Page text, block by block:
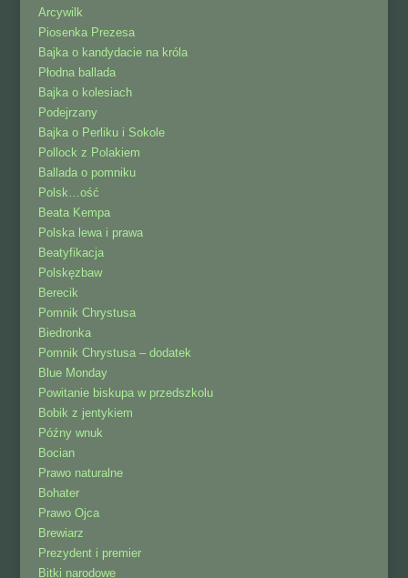
Arcywilk
Piosenka Prezesa
Bajka o kandydacie na króla
Płodna ballada
Bajka o kolesiach
Podejrzany
Bajka o Perliku i Sokole
Pollock z Polakiem
Ballada o pomniku
Polsk…ość
Beata Kempa
Polska lewa i prawa
Beatyfikacja
Polskęzbaw
Berecik
Pomnik Chrystusa
Biedronka
Pomnik Chrystusa – dodatek
Blue Monday
Powitanie biskupa w przedszkolu
Bobik z jentykiem
Późny wnuk
Bocian
Prawo naturalne
Bohater
Prawo Ojca
Brewiarz
Prezydent i premier
Bitki narodowe